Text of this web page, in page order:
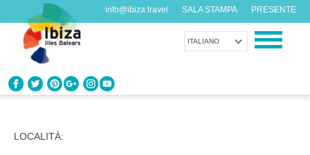
ITALIANO
info@ibiza.travel SALA STAMPA PRESENTE
Cosa sai dell’isola?
LOCALITÀ: